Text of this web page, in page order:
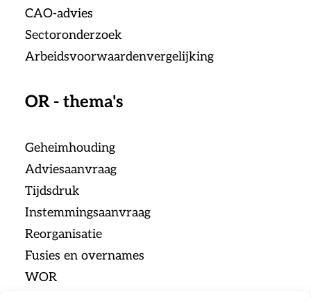
CAO-advies
Sectoronderzoek
Arbeidsvoorwaardenvergelijking
OR - thema's
Geheimhouding
Adviesaanvraag
Tijdsdruk
Instemmingsaanvraag
Reorganisatie
Fusies en overnames
WOR